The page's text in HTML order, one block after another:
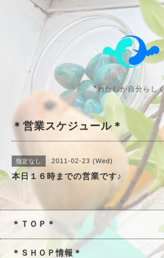
〝わたしが自分らし
＊営業スケジュール＊
指定なし 2011-02-23 (Wed)
本日１６時までの営業です♪
＊ＴＯＰ＊
＊ＳＨＯＰ情報＊